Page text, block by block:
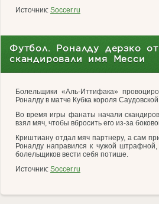
Источник: Soccer.ru
Футбол. Роналду дерзко
скандировали имя Месси
Болельщики «Аль-Иттифака»
Роналду в матче Кубка короля
Во время игры фанаты начали
взял мяч, чтобы вбросить его из-за
Криштиану отдал мяч партнеру, а сам
Роналду направился к чужой штрафной,
болельщиков вести себя потише.
Источник: Soccer.ru